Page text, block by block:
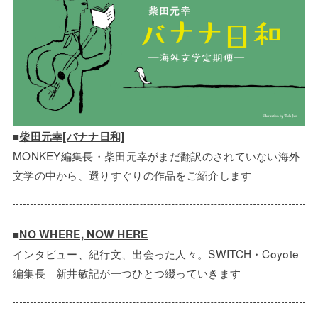
■柴田元幸[バナナ日和]
MONKEY編集長・柴田元幸がまだ翻訳のされていない海外
文学の中から、選りすぐりの作品をご紹介します
■NO WHERE, NOW HERE
インタビュー、紀行文、出会った人々。SWITCH・Coyote
編集長 新井敏記が一つひとつ綴っていきます